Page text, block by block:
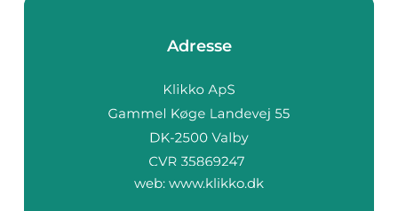
Adresse
web: www.klikko.dk